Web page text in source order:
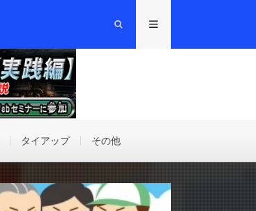
タイアップ その他